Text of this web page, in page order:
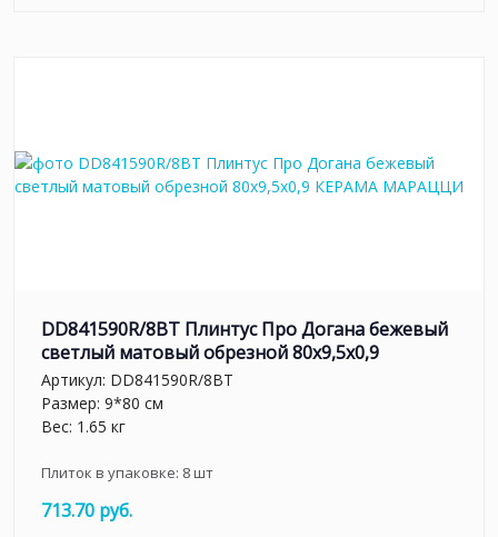
DD841590R/8BT Плинтус Про Догана бежевый
светлый матовый обрезной 80x9,5x0,9
Артикул: DD841590R/8BT
Размер: 9*80 см
Вес: 1.65 кг
Плиток в упаковке: 8шт
713.70 руб.